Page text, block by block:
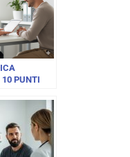
10 PUNTI
LA